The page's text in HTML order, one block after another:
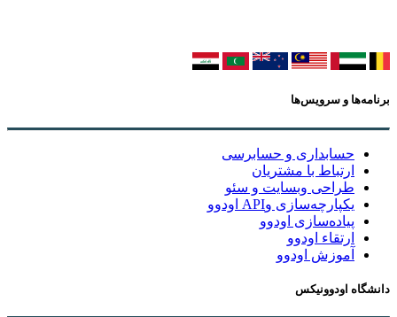
برنامه‌ها و سرویس‌ها
حسابداری و حسابرسی
ارتباط با مشتریان
طراحی وبسایت و سئو
یکپارچه‌سازی وAPI اودوو
پیاده‌سازی اودوو
ارتقاء اودوو
آموزش اودوو
دانشگاه اودوونیکس